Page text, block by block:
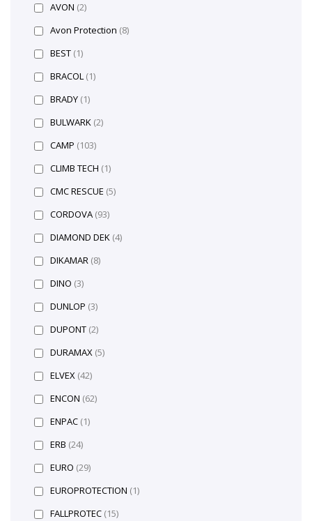
AVON (2)
Avon Protection (8)
BEST (1)
BRACOL (1)
BRADY (1)
BULWARK (2)
CAMP (103)
CLIMB TECH (1)
CMC RESCUE (5)
CORDOVA (93)
DIAMOND DEK (4)
DIKAMAR (8)
DINO (3)
DUNLOP (3)
DUPONT (2)
DURAMAX (5)
ELVEX (42)
ENCON (62)
ENPAC (1)
ERB (24)
EURO (29)
EUROPROTECTION (1)
FALLPROTEC (15)